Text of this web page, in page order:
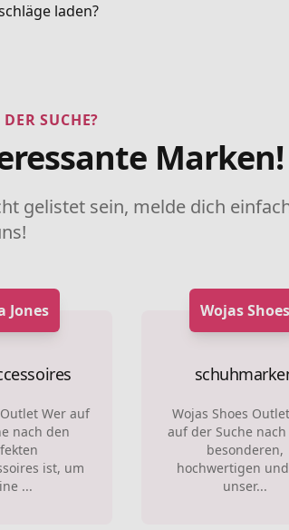
laden?
SUCHE?
Marken!
gelistet sein, melde dich
Jones
Wer auf
nach den
ist, um
...
Wojas Shoes
Wojas Shoes
auf der Suche
besonderen,
hochwertigen
unser...